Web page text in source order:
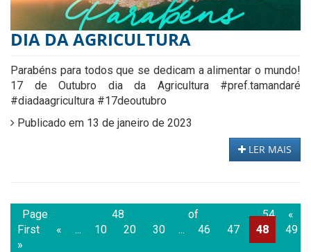
DIA DA AGRICULTURA
Parabéns para todos que se dedicam a alimentar o mundo!
17 de Outubro dia da Agricultura #pref.tamandaré
#diadaagricultura #17deoutubro
Publicado em 13 de janeiro de 2023
LER MAIS
Page 48 of 54
«
First
« ... 10 20 30 ... 46 47 48
49
»